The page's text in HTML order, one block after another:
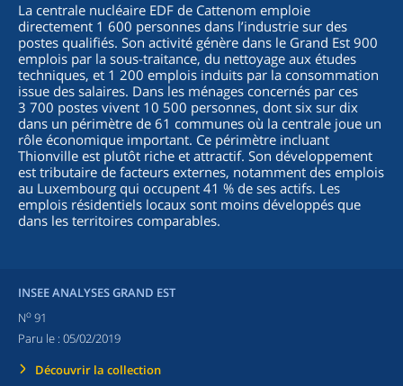
La centrale nucléaire EDF de Cattenom emploie
directement 1 600 personnes dans l’industrie sur des
postes qualifiés. Son activité génère dans le Grand Est 900
emplois par la sous-traitance, du nettoyage aux études
techniques, et 1 200 emplois induits par la consommation
issue des salaires. Dans les ménages concernés par ces
3 700 postes vivent 10 500 personnes, dont six sur dix
dans un périmètre de 61 communes où la centrale joue un
rôle économique important. Ce périmètre incluant
Thionville est plutôt riche et attractif. Son développement
est tributaire de facteurs externes, notamment des emplois
au Luxembourg qui occupent 41 % de ses actifs. Les
emplois résidentiels locaux sont moins développés que
dans les territoires comparables.
INSEE ANALYSES GRAND EST
No 91
Paru le : 05/02/2019
Découvrir la collection